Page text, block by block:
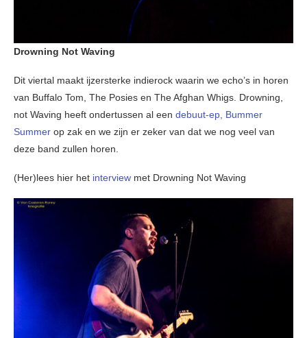
Drowning Not Waving
Dit viertal maakt ijzersterke indierock waarin we echo’s in horen
van Buffalo Tom, The Posies en The Afghan Whigs. Drowning,
not Waving heeft ondertussen al een debuut-ep, Bummer
Summer op zak en we zijn er zeker van dat we nog veel van
deze band zullen horen.
(Her)lees hier het interview met Drowning Not Waving